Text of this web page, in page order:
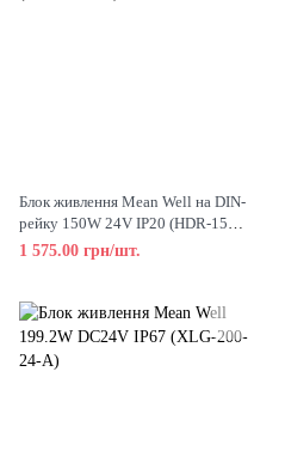
Блок живлення Mean Well на DIN-
рейку 150W 24V IP20 (HDR-150-
24)
1 575.00 грн/шт.